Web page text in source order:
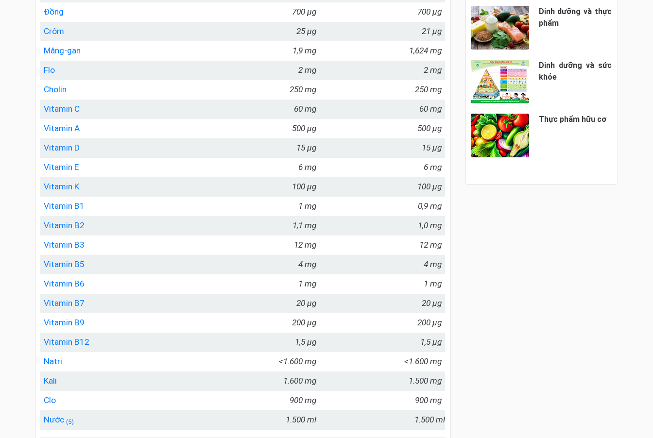
Đồng
700 µg
700 µg
Crôm
25 µg
21 µg
Măng-gan
1,9 mg
1,624 mg
Flo
2 mg
2 mg
Cholin
250 mg
250 mg
Vitamin C
60 mg
60 mg
Vitamin A
500 µg
500 µg
Vitamin D
15 µg
15 µg
Vitamin E
6 mg
6 mg
Vitamin K
100 µg
100 µg
Vitamin B1
1 mg
0,9 mg
Vitamin B2
1,1 mg
1,0 mg
Vitamin B3
12 mg
12 mg
Vitamin B5
4 mg
4 mg
Vitamin B6
1 mg
1 mg
Vitamin B7
20 µg
20 µg
Vitamin B9
200 µg
200 µg
Vitamin B12
1,5 µg
1,5 µg
Natri
<1.600 mg
<1.600 mg
Kali
1.600 mg
1.500 mg
Clo
900 mg
900 mg
Nước (5) 1.500 ml 1.500 ml
Dinh dưỡng và thực
phẩm
Dinh dưỡng và sức
khỏe
Thực phẩm hữu cơ